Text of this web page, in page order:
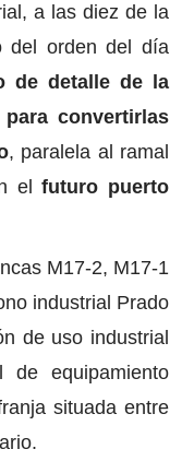
a las diez de la
del orden del día
de detalle de la
convertirlas
, paralela al ramal
elfuturo puerto
M17-2, M17-1
industrial Prado
de uso industrial
equipamiento
situada entre